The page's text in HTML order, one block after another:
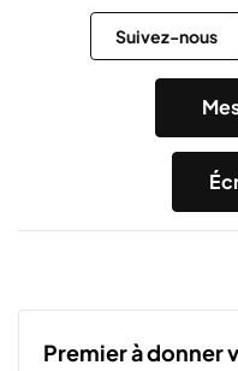
Suivez-nous
Premier à donner